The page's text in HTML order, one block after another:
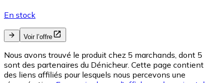
En stock
Voir l’offre
Nous avons trouvé le produit chez 5 marchands, dont 5
sont des partenaires du Dénicheur. Cette page contient
des liens affiliés pour lesquels nous percevons une